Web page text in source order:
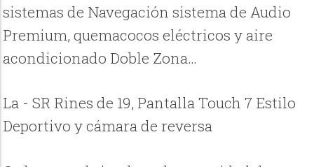
sistemas de Navegación sistema de Audio
Premium, quemacocos eléctricos y aire
acondicionado Doble Zona…
La - SR Rines de 19, Pantalla Touch 7 Estilo
Deportivo y cámara de reversa